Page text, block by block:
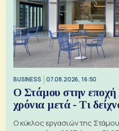
BUSINESS 07.08.2026, 16:50
Ο Στάμου στην εποχή
χρόνια μετά - Τι
Ο κύκλος εργασιών της